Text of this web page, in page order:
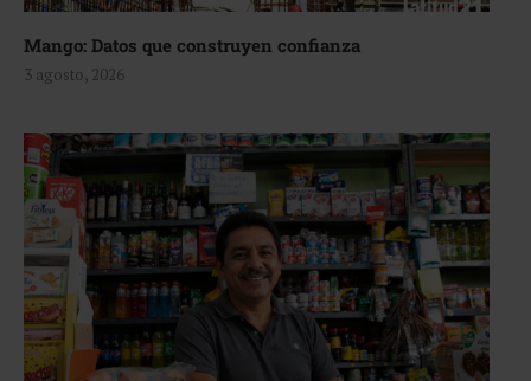
Mango: Datos que construyen confianza
3 agosto, 2026